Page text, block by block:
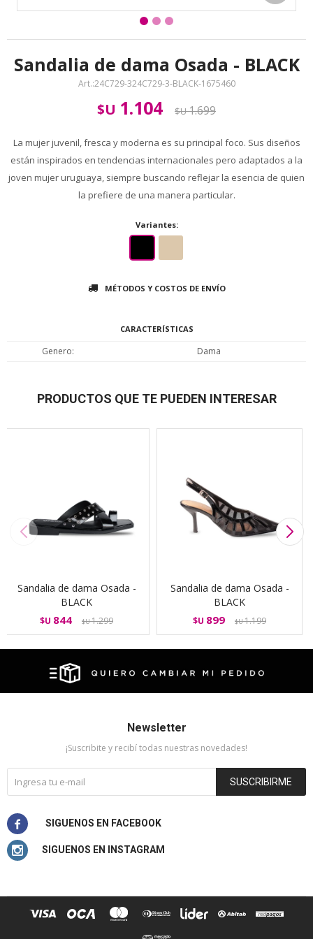
Sandalia de dama Osada - BLACK
24C729-324C729-3-BLACK-1675460
$U 1.104 $U1.699
La mujer juvenil, fresca y moderna es su principal foco. Sus diseños
están inspirados en tendencias internacionales pero adaptados a la
joven mujer uruguaya, siempre buscando reflejar la esencia de quien
la prefiere de una manera particular.
Variantes:
MÉTODOS Y COSTOS DE ENVÍO
CARACTERÍSTICAS
Genero Dama
PRODUCTOS QUE TE PUEDEN INTERESAR
Sandalia de dama Osada -
BLACK
$U 844 $U1.299
Sandalia de dama Osada -
BLACK
$U 899 $U1.199
Newsletter
¡Suscribite y recibí todas nuestras novedades!
SUSCRIBIRME

